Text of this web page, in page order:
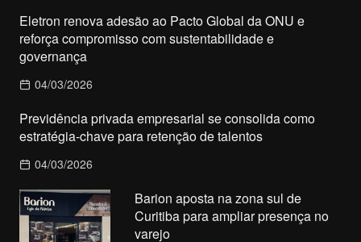
Eletron renova adesão ao Pacto Global da ONU e
reforça compromisso com sustentabilidade e
governança
04/03/2026
Previdência privada empresarial se consolida como
estratégia-chave para retenção de talentos
04/03/2026
Barion aposta na zona sul de
Curitiba para ampliar presença no
varejo